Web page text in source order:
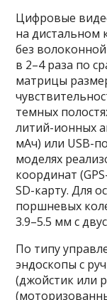
Цифровые
на дистальном
без
в 2–4 раза по
матрицы
темных
литий-ионных
мАч) или USB-
моделях
координат
SD-карту. Для
поршневых
3.9–5.5 мм с
По типу
эндоскопы с
(джойстик или